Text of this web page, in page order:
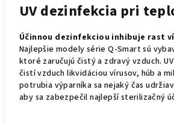
UV dezinfekcia pri
Účinnou dezinfekciou inhibuje rast
Najlepšie modely série Q-Smart sú
ktoré zaručujú čistý a zdravý vzduch.
čistí vzduch likvidáciou vírusov, húb a
potrubia výparníka sa nejaký čas
aby sa zabezpečil najlepší sterilizačný